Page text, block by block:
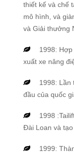
thiết kế và chế
mô hình, và
và Giải thưởng
1998:
xuất xe nâng
1998: Lần
đầu của quốc
1998
Đài Loan và tạo
1999: